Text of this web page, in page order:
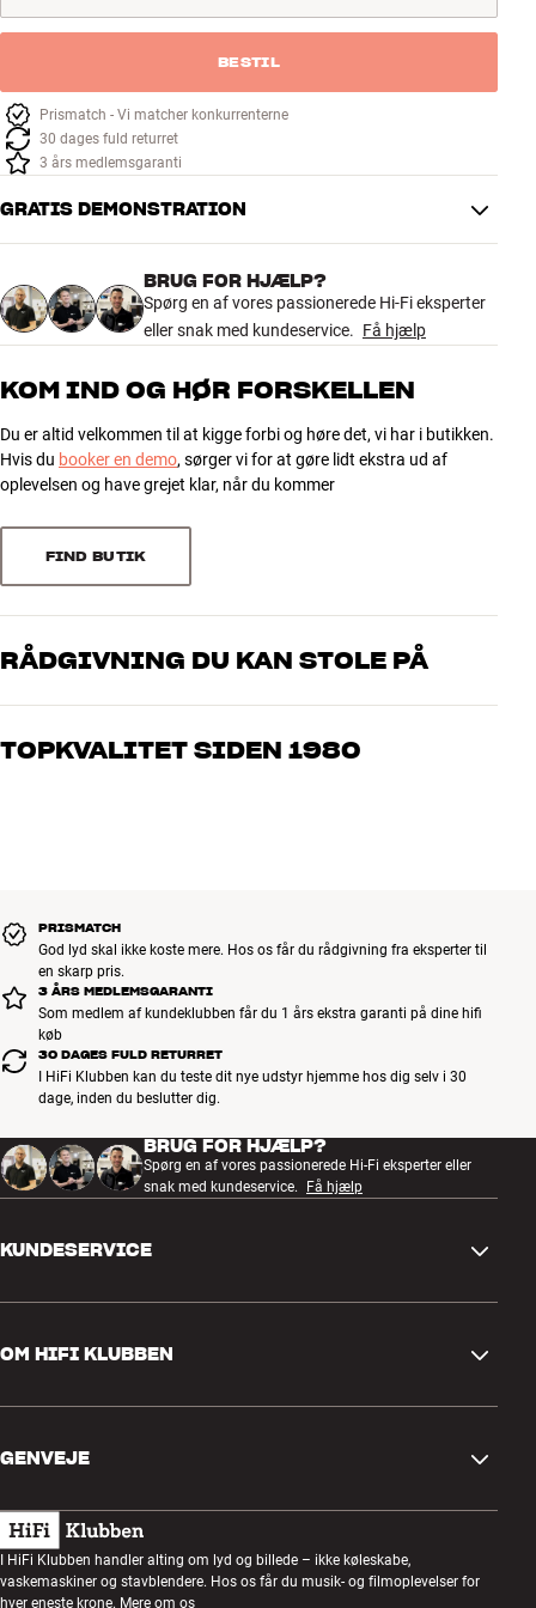
Tilbehør
MÆRKER
NYHEDER
Find Butik
Kundeservice
Kundeservice
Byg med Lyd
BESTIL
Prismatch - Vi matcher konkurrenterne
30 dages fuld returret
3 års medlemsgaranti
GRATIS DEMONSTRATION
BRUG FOR HJÆLP?
Spørg en af vores passionerede Hi-Fi eksperter
eller snak med kundeservice. Få hjælp
KOM IND OG HØR FORSKELLEN
Du er altid velkommen til at kigge forbi og høre det, vi har i butikken.
Hvis du booker en demo, sørger vi for at gøre lidt ekstra ud af
oplevelsen og have grejet klar, når du kommer
FIND BUTIK
RÅDGIVNING DU KAN STOLE PÅ
Vores medarbejdere er ægte entusiaster, som kender produkterne
os, hvad du drømmer om – så finder vi den løsning, der passer
TOPKVALITET SIDEN 1980
PRISMATCH
God lyd skal ikke koste mere. Hos os får du rådgivning fra eksperter til
en skarp pris.
3 ÅRS MEDLEMSGARANTI
Som medlem af kundeklubben får du 1 års ekstra garanti på dine hifi
køb
30 DAGES FULD RETURRET
I HiFi Klubben kan du teste dit nye udstyr hjemme hos dig selv i 30
dage, inden du beslutter dig.
BRUG FOR HJÆLP?
Spørg en af vores passionerede Hi-Fi eksperter eller
snak med kundeservice.
Få hjælp
KUNDESERVICE
Retur og reklamation
Fortryd ordre
Handelsbetingelser
Privatlivspolitik
OM HIFI KLUBBEN
Kundeklub
Lytteaften
GENVEJE
Gavekort
Byg med lyd
I HiFi Klubben handler alting om lyd og billede – ikke køleskabe,
vaskemaskiner og stavblendere. Hos os får du musik- og filmoplevelser for
hver eneste krone. Mere om os